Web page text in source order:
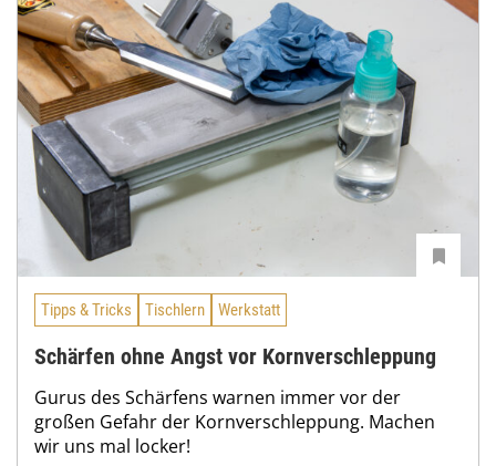
Tipps & Tricks Tischlern Werkstatt
Schärfen ohne Angst vor Kornverschleppung
Gurus des Schärfens warnen immer vor der
großen Gefahr der Kornverschleppung. Machen
wir uns mal locker!